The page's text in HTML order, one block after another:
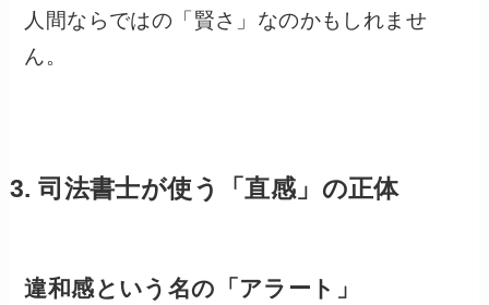
人間ならではの「賢さ」なのかもしれませ
ん。
3. 司法書士が使う「直感」の正体
違和感という名の「アラート」